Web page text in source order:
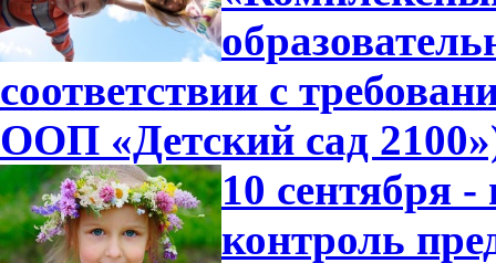
соответствии с
ООП «Детский сад
10 сентября
контроль